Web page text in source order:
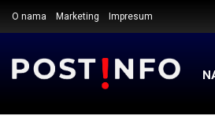
O nama Marketing Impresum